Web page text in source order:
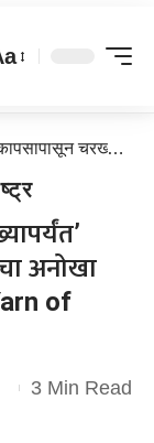
अनोखा संगम; पुणे विद्यापीठात Spin A Yarn of History शिबिर संपन्न
अनोखा
of
3 Min Read